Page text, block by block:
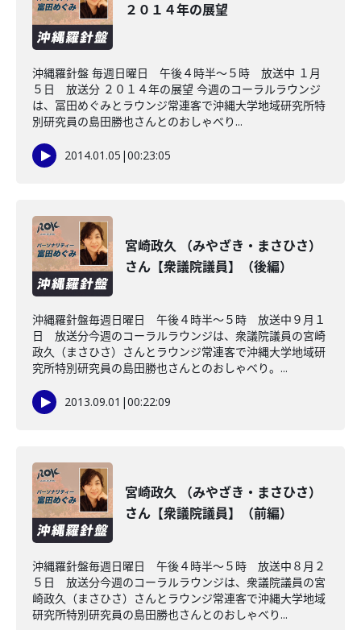
２０１４年の展望
沖縄羅針盤 毎週日曜日 午後４時半〜５時 放送中 １月
５日 放送分 ２０１４年の展望 今週のコーラルラウンジ
は、冨田めぐみとラウンジ常連客で沖縄大学地域研究所特
別研究員の島田勝也さんとのおしゃべり...
2014.01.05 |00:23:05
宮崎政久 （みやざき・まさひさ）
さん【衆議院議員】（後編）
沖縄羅針盤毎週日曜日 午後４時半～５時 放送中９月１
日 放送分今週のコーラルラウンジは、衆議院議員の宮崎
政久（まさひさ）さんとラウンジ常連客で沖縄大学地域研
究所特別研究員の島田勝也さんとのおしゃべり。...
2013.09.01 |00:22:09
宮崎政久 （みやざき・まさひさ）
さん【衆議院議員】（前編）
沖縄羅針盤毎週日曜日 午後４時半～５時 放送中８月２
５日 放送分今週のコーラルラウンジは、衆議院議員の宮
崎政久（まさひさ）さんとラウンジ常連客で沖縄大学地域
研究所特別研究員の島田勝也さんとのおしゃべり...